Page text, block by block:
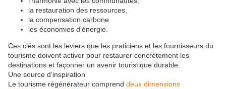
la restauration des ressources,
la compensation carbone
les économies d’énergie.
Ces clés sont les leviers que les praticiens et les fournisseurs du
tourisme doivent activer pour restaurer concrètement les
destinations et façonner un avenir touristique durable.
Une source d’inspiration
Le tourisme régénérateur comprend deux dimensions